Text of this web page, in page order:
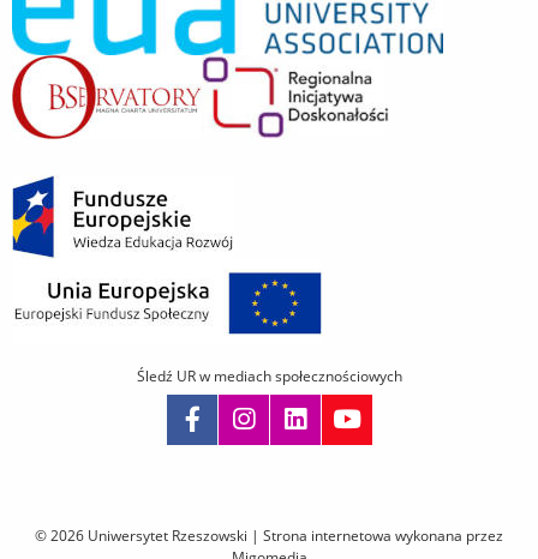
© 2026 Uniwersytet Rzeszowski | Strona internetowa wykonana przez
Śledź UR w mediach społecznościowych
i
przejdź